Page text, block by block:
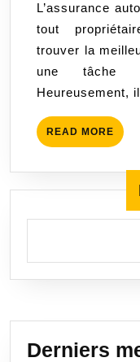
L’assurance
tout
trouver la
une tâche
Heureusement,
READ MORE READ
MORE
Derniers